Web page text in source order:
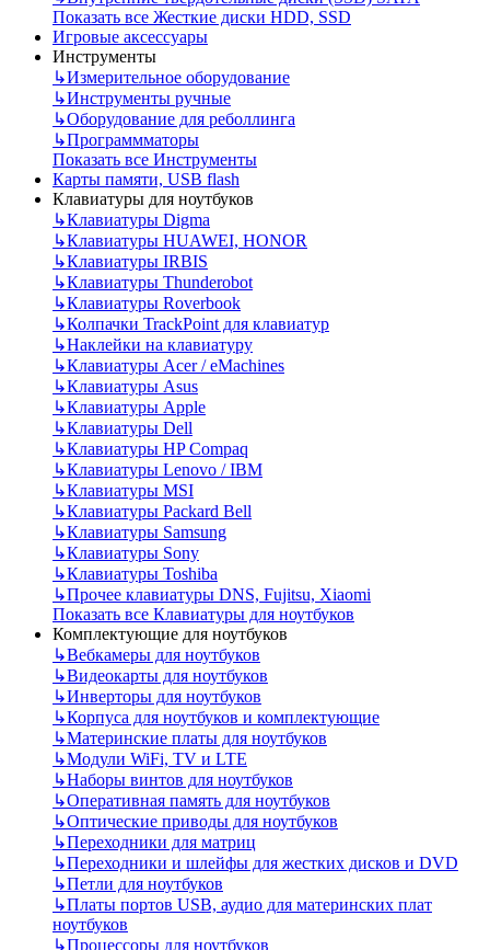
Показать все Жесткие диски HDD, SSD
Игровые аксессуары
Инструменты
↳Измерительное оборудование
↳Инструменты ручные
↳Оборудование для реболлинга
↳Программматоры
Показать все Инструменты
Карты памяти, USB flash
Клавиатуры для ноутбуков
↳Клавиатуры Digma
↳Клавиатуры HUAWEI, HONOR
↳Клавиатуры IRBIS
↳Клавиатуры Thunderobot
↳Клавиатуры Roverbook
↳Колпачки TrackPoint для клавиатур
↳Наклейки на клавиатуру
↳Клавиатуры Acer / eMachines
↳Клавиатуры Asus
↳Клавиатуры Apple
↳Клавиатуры Dell
↳Клавиатуры HP Compaq
↳Клавиатуры Lenovo / IBM
↳Клавиатуры MSI
↳Клавиатуры Packard Bell
↳Клавиатуры Samsung
↳Клавиатуры Sony
↳Клавиатуры Toshiba
↳Прочее клавиатуры DNS, Fujitsu, Xiaomi
Показать все Клавиатуры для ноутбуков
Комплектующие для ноутбуков
↳Вебкамеры для ноутбуков
↳Видеокарты для ноутбуков
↳Инверторы для ноутбуков
↳Корпуса для ноутбуков и комплектующие
↳Материнские платы для ноутбуков
↳Модули WiFi, TV и LTE
↳Наборы винтов для ноутбуков
↳Оперативная память для ноутбуков
↳Оптические приводы для ноутбуков
↳Переходники для матриц
↳Переходники и шлейфы для жестких дисков и DVD
↳Петли для ноутбуков
↳Платы портов USB, аудио для материнских плат
ноутбуков
↳Процессоры для ноутбуков